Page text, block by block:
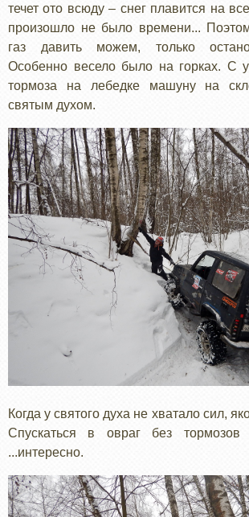
течет ото всюду – снег плавится на
произошло не было времени...
газ давить можем, только
Особенно весело было на горках. С
тормоза на лебедке машуну на
святым духом.
Когда у святого духа не хватало сил,
Спускаться в овраг без
...интересно.